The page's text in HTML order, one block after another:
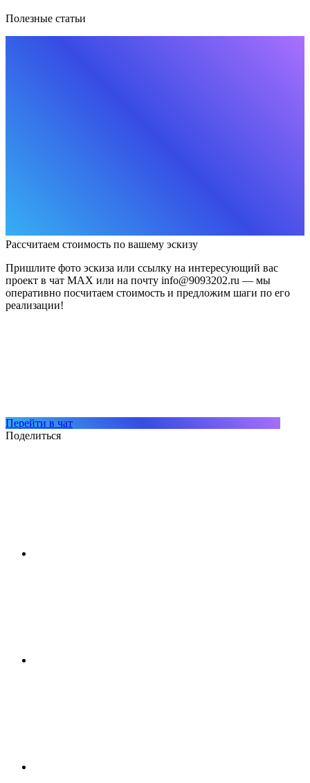
Полезные статьи
Рассчитаем стоимость по вашему эскизу
Пришлите фото эскиза или ссылку на интересующий вас
проект в чат MAX или на почту info@9093202.ru — мы
оперативно посчитаем стоимость и предложим шаги по его
реализации!
Перейти в чат
Поделиться